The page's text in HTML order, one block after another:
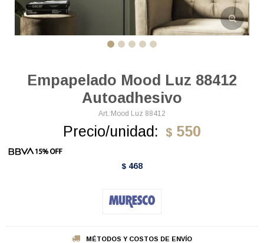
Empapelado Mood Luz 88412
Autoadhesivo
Mood Luz 88412
Precio/unidad: $ 550
$ 468
MÉTODOS Y COSTOS DE ENVÍO